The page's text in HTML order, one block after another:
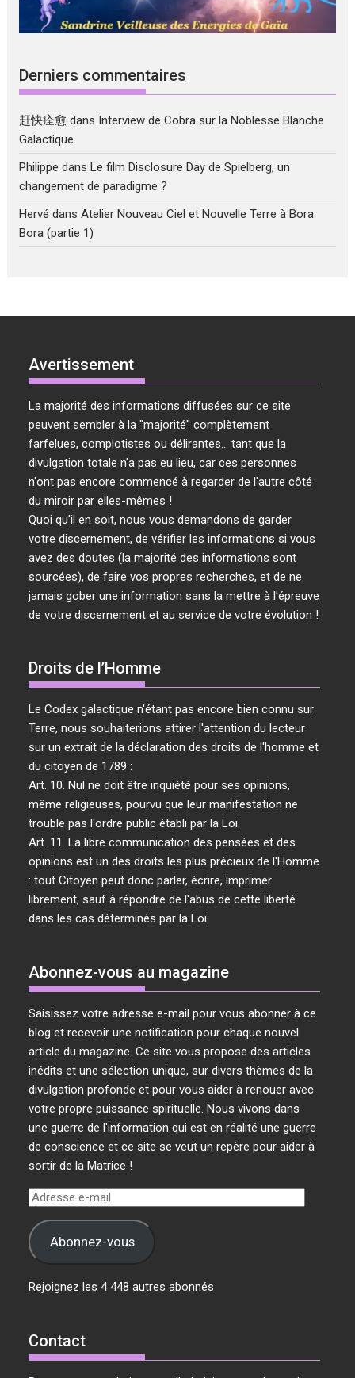
Derniers commentaires
赶快痊愈 dans Interview de Cobra sur la Noblesse Blanche
Galactique
Philippe dansLe film Disclosure Day de Spielberg, un
changement de paradigme ?
Hervé dansAtelier Nouveau Ciel et Nouvelle Terre à Bora
Bora (partie 1)
Avertissement
La majorité des informations diffusées sur ce site
peuvent sembler à la "majorité" complètement
farfelues, complotistes ou délirantes... tant que la
divulgation totale n'a pas eu lieu, car ces personnes
n'ont pas encore commencé à regarder de l'autre côté
du miroir par elles-mêmes !
Quoi qu'il en soit, nous vous demandons de garder
votre discernement, de vérifier les informations si vous
avez des doutes (la majorité des informations sont
sourcées), de faire vos propres recherches, et de ne
jamais gober une information sans la mettre à l'épreuve
de votre discernement et au service de votre évolution !
Droits de l’Homme
Le Codex galactique n'étant pas encore bien connu sur
Terre, nous souhaiterions attirer l'attention du lecteur
sur un extrait de la déclaration des droits de l'homme et
du citoyen de 1789 :
Art. 10. Nul ne doit être inquiété pour ses opinions,
même religieuses, pourvu que leur manifestation ne
trouble pas l'ordre public établi par la Loi.
Art. 11. La libre communication des pensées et des
opinions est un des droits les plus précieux de l'Homme
: tout Citoyen peut donc parler, écrire, imprimer
librement, sauf à répondre de l'abus de cette liberté
dans les cas déterminés par la Loi.
Abonnez-vous au magazine
Saisissez votre adresse e-mail pour vous abonner à ce
blog et recevoir une notification pour chaque nouvel
article du magazine. Ce site vous propose des articles
inédits et une sélection unique, sur divers thèmes de la
divulgation profonde et pour vous aider à renouer avec
votre propre puissance spirituelle. Nous vivons dans
une guerre de l'information qui est en réalité une guerre
de conscience et ce site se veut un repère pour aider à
sortir de la Matrice !
Adresse
mail Abonnez-vous
Rejoignez les 4 448 autres abonnés
Contact